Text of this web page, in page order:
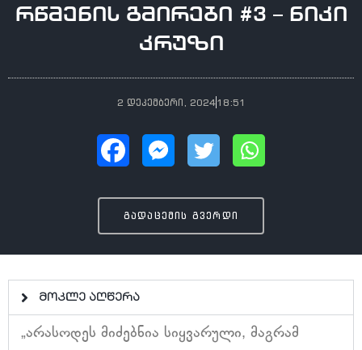
რწმენის გმირები #3 – ნიკი
კრუზი
2 დეკემბერი, 202418:51
გადაცემის გვერდი
მოკლე აღწერა
„არასოდეს მიძებნია სიყვარული, მაგრამ